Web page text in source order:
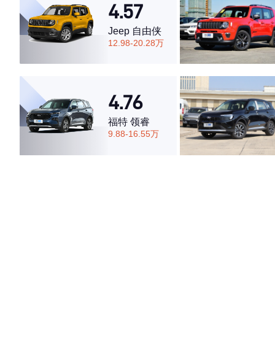
4.63
·外观表现一般，低于52%同级车
·内饰表现一般，低于72%同级车
·空间表现一般，低于78%同级车
4.57
Jeep 自由侠
12.98-20.28万
4.76
福特 领睿
9.88-16.55万